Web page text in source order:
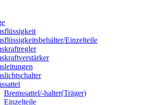
Einzelteile
Bremssattel/-halter(Träger)
Einzelteile